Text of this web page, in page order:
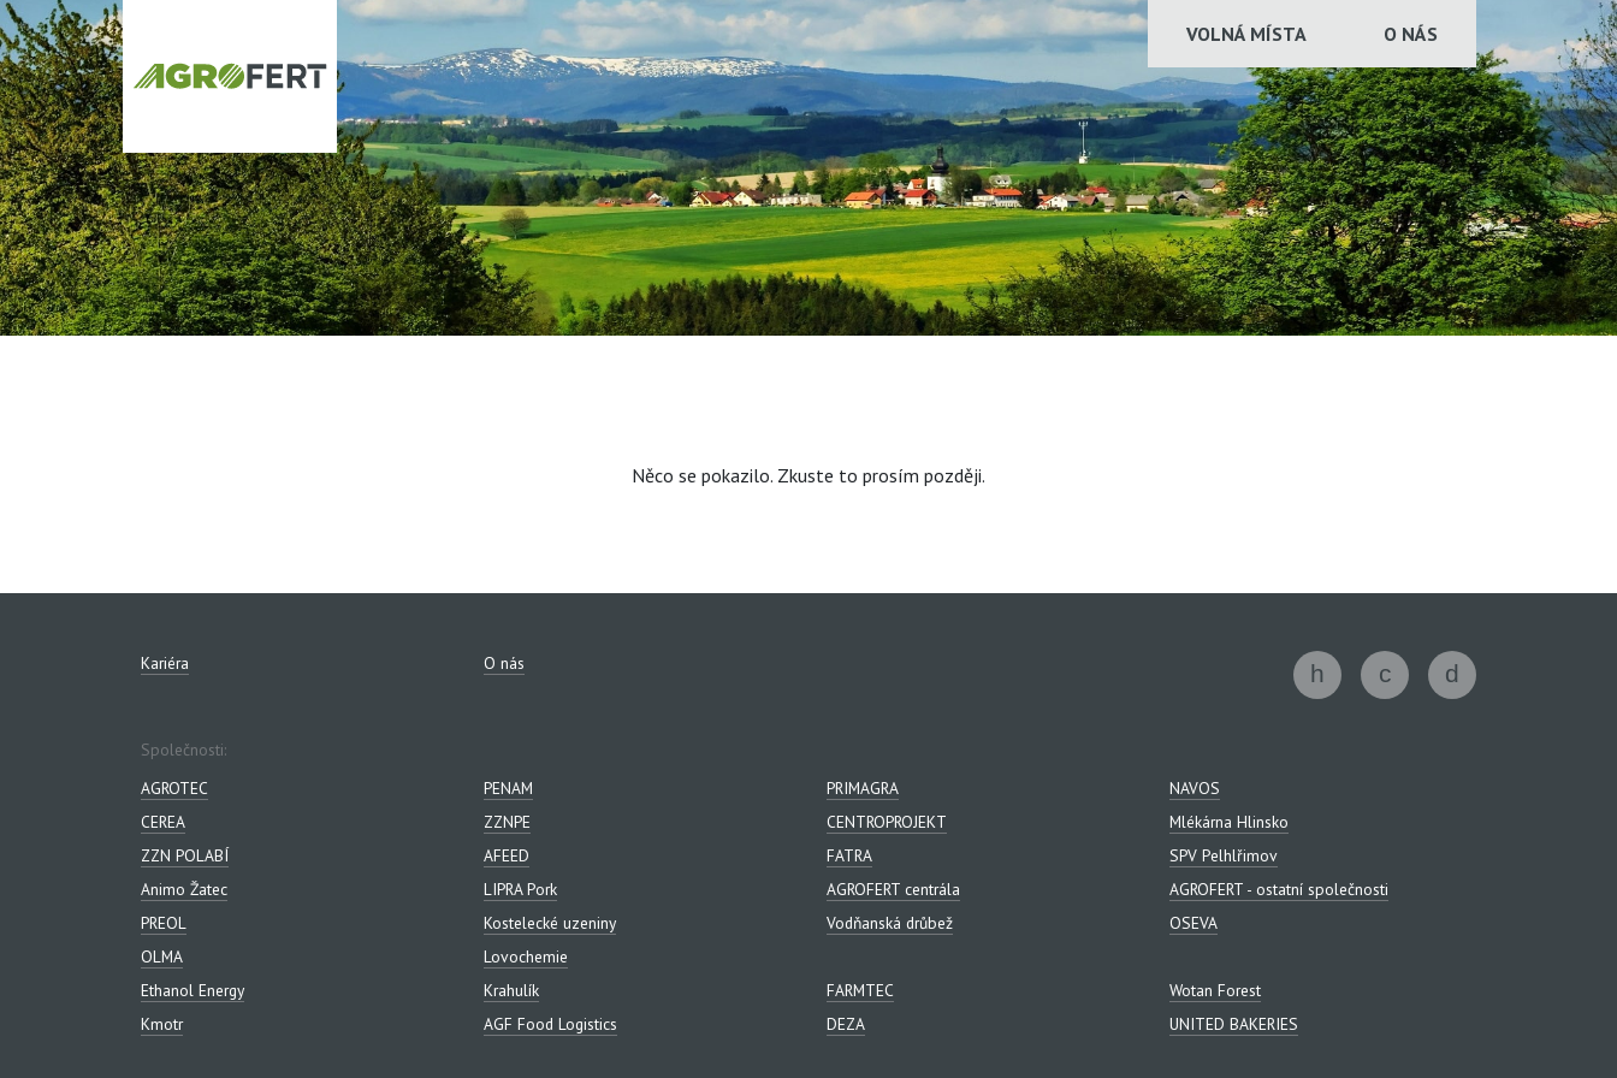
VOLNÁ MÍSTA O NÁS
Něco se pokazilo. Zkuste to prosím později.
Kariéra O nás
Společnosti:
AGROTEC
PENAM PRIMAGRA
NAVOS
CEREA
ZZNPE CENTROPROJEKT
Mlékárna Hlinsko
ZZN POLABÍ
AFEED FATRA
SPV Pelhlřimov
Animo Žatec
LIPRA Pork AGROFERT centrála
AGROFERT - ostatní společnosti
PREOL
Kostelecké uzeniny Vodňanská drůbež
OSEVA
OLMA
Lovochemie
Ethanol Energy
Krahulík FARMTEC
Wotan Forest
Kmotr
AGF Food Logistics DEZA UNITED BAKERIES